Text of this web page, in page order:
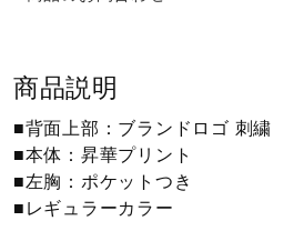
ライフスタイルグッズ
商品説明
■背面上部：ブランドロゴ 刺繍
■本体：昇華プリント
■左胸：ポケットつき
■レギュラーカラー